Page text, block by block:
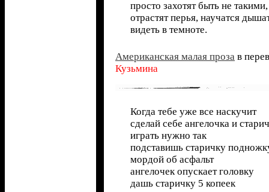
просто захотят быть не
отрастят перья, научатся
видеть в темноте.
Американская малая проза в
Кузьмина
Когда тебе уже все наскучит
сделай себе ангелочка и
играть нужно так
подставишь старичку
мордой об асфальт
ангелочек опускает головку
дашь старичку 5 копеек